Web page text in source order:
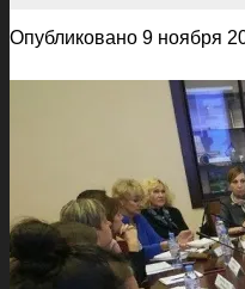
Опубликовано 9 ноября